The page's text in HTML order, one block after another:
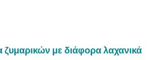
ζυμαρικών με διάφορα λαχανικά